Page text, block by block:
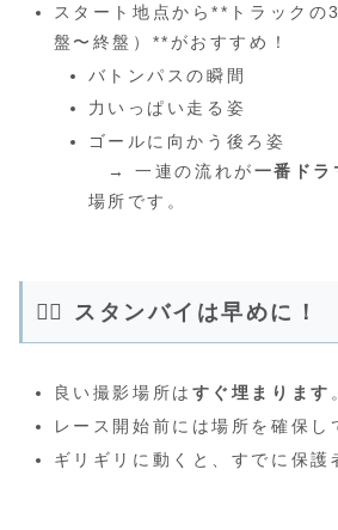
スタート地点から**トラックの
盤〜終盤）**がおすすめ！
バトンパスの瞬間
力いっぱい走る姿
ゴールに向かう後ろ姿
→ 一連の流れが一番ドラ
場所です。
🚶‍♂️ スタンバイは早めに！
良い撮影場所は すぐ埋まります
レース開始前には場所を確保し
ギリギリに動くと、すでに保護